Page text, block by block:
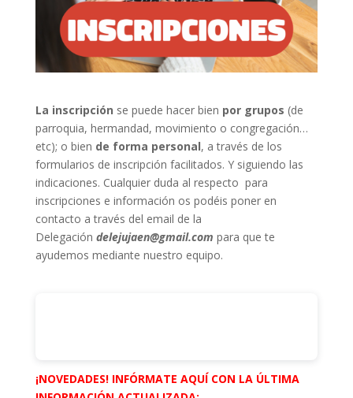
La inscripción se puede hacer bien por grupos (de
parroquia, hermandad, movimiento o congregación…
etc); o bien de forma personal, a través de los
formularios de inscripción facilitados. Y siguiendo las
indicaciones. Cualquier duda al respecto para
inscripciones e información os podéis poner en
contacto a través del email de la
Delegación delejujaen@gmail.com para que te
ayudemos mediante nuestro equipo.
Para ayudarte a recoger los datos de los peregrinos de
¡NOVEDADES! INFÓRMATE AQUÍ CON LA ÚLTIMA